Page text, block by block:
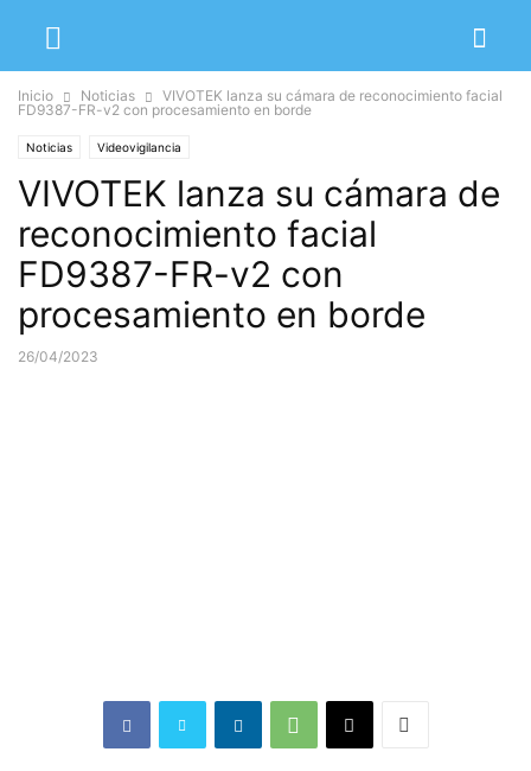
Inicio Noticias
VIVOTEK lanza su cámara de reconocimiento facial
FD9387-FR-v2 con procesamiento en borde
Noticias Videovigilancia
VIVOTEK lanza su cámara de
reconocimiento facial
FD9387-FR-v2 con
procesamiento en borde
26/04/2023